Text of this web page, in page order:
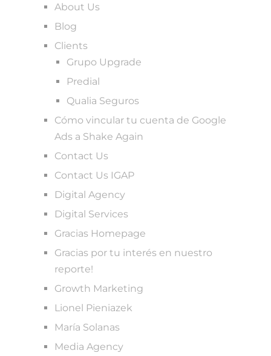
About Us
Blog
Clients
Grupo Upgrade
Predial
Qualia Seguros
Cómo vincular tu cuenta de Google
Ads a Shake Again
Contact Us
Contact Us IGAP
Digital Agency
Digital Services
Gracias Homepage
Gracias por tu interés en nuestro
reporte!
Growth Marketing
Lionel Pieniazek
María Solanas
Media Agency